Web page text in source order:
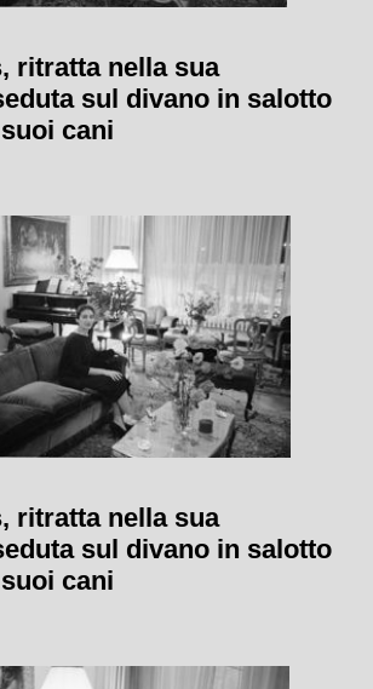
ritratta nella sua
sul divano in salotto
cani
ritratta nella sua
sul divano in salotto
cani